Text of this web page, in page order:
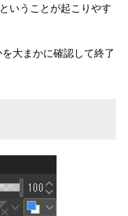
いうことが起こりやす
大まかに確認して終了